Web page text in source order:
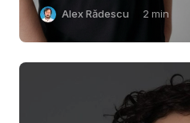
Alex Rădescu 2 min